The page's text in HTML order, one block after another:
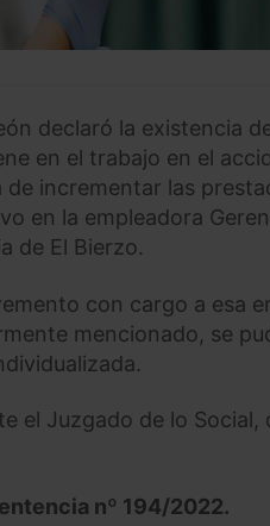
declaró la existencia
en el trabajo en el
incrementar las
en la empleadora
de El Bierzo.
con cargo a esa
mencionado, se
el Juzgado de lo
nº 194/2022.